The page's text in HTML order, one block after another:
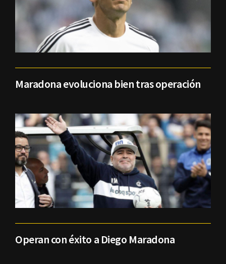
Maradona evoluciona bien tras operación
Operan con éxito a Diego Maradona